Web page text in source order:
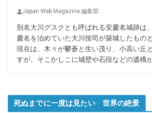
Japan Web Magazine 編集部
別名大川グスクとも呼ばれる安慶名城跡は
慶名を治めていた大川按司が築城したもの
現在は、木々が鬱蒼と生い茂り、小高い丘
すが、そこかしこに城壁や石段などの遺構
死ぬまでに一度は見たい 世界の絶景